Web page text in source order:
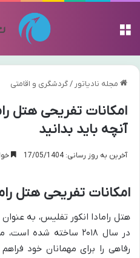
مجله نادیاتور /گردشگری و اقامتی
امکانات تفریحی هتل
آنچه باید بدانید
آخرین به روز رسانی: 17/05/1404
امکانات تفریحی هتل
هتل رامادا انکور تفلیس، به
در سال ۲۰۱۸ ساخته
رفاهی را برای مهمانان خود